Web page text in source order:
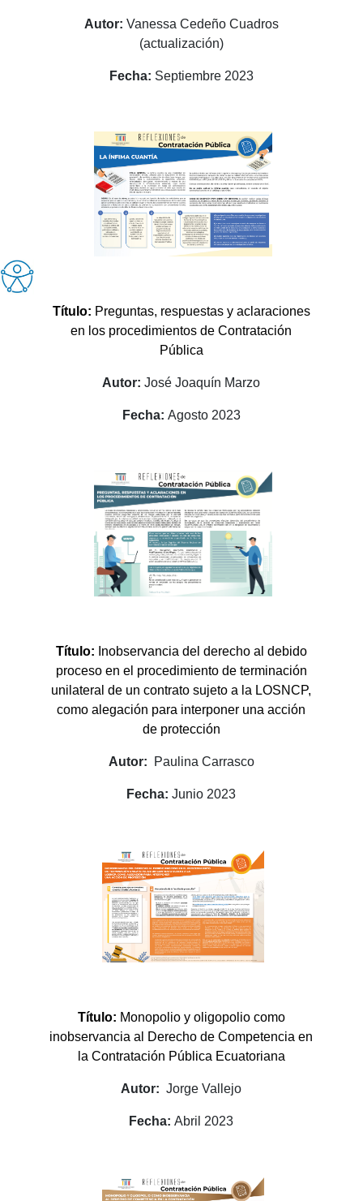
Autor: Vanessa Cedeño Cuadros
(actualización)
Fecha: Septiembre 2023
Título: Preguntas, respuestas y aclaraciones
en los procedimientos de Contratación
Pública
Autor:José Joaquín Marzo
Fecha: Agosto 2023
Título: Inobservancia del derecho al debido
proceso en el procedimiento de terminación
unilateral de un contrato sujeto a la LOSNCP,
como alegación para interponer una acción
de protección
Autor: Paulina Carrasco
Fecha: Junio 2023
Título: Monopolio y oligopolio como
inobservancia al Derecho de Competencia en
la Contratación Pública Ecuatoriana
Autor:Jorge Vallejo
Fecha: Abril 2023